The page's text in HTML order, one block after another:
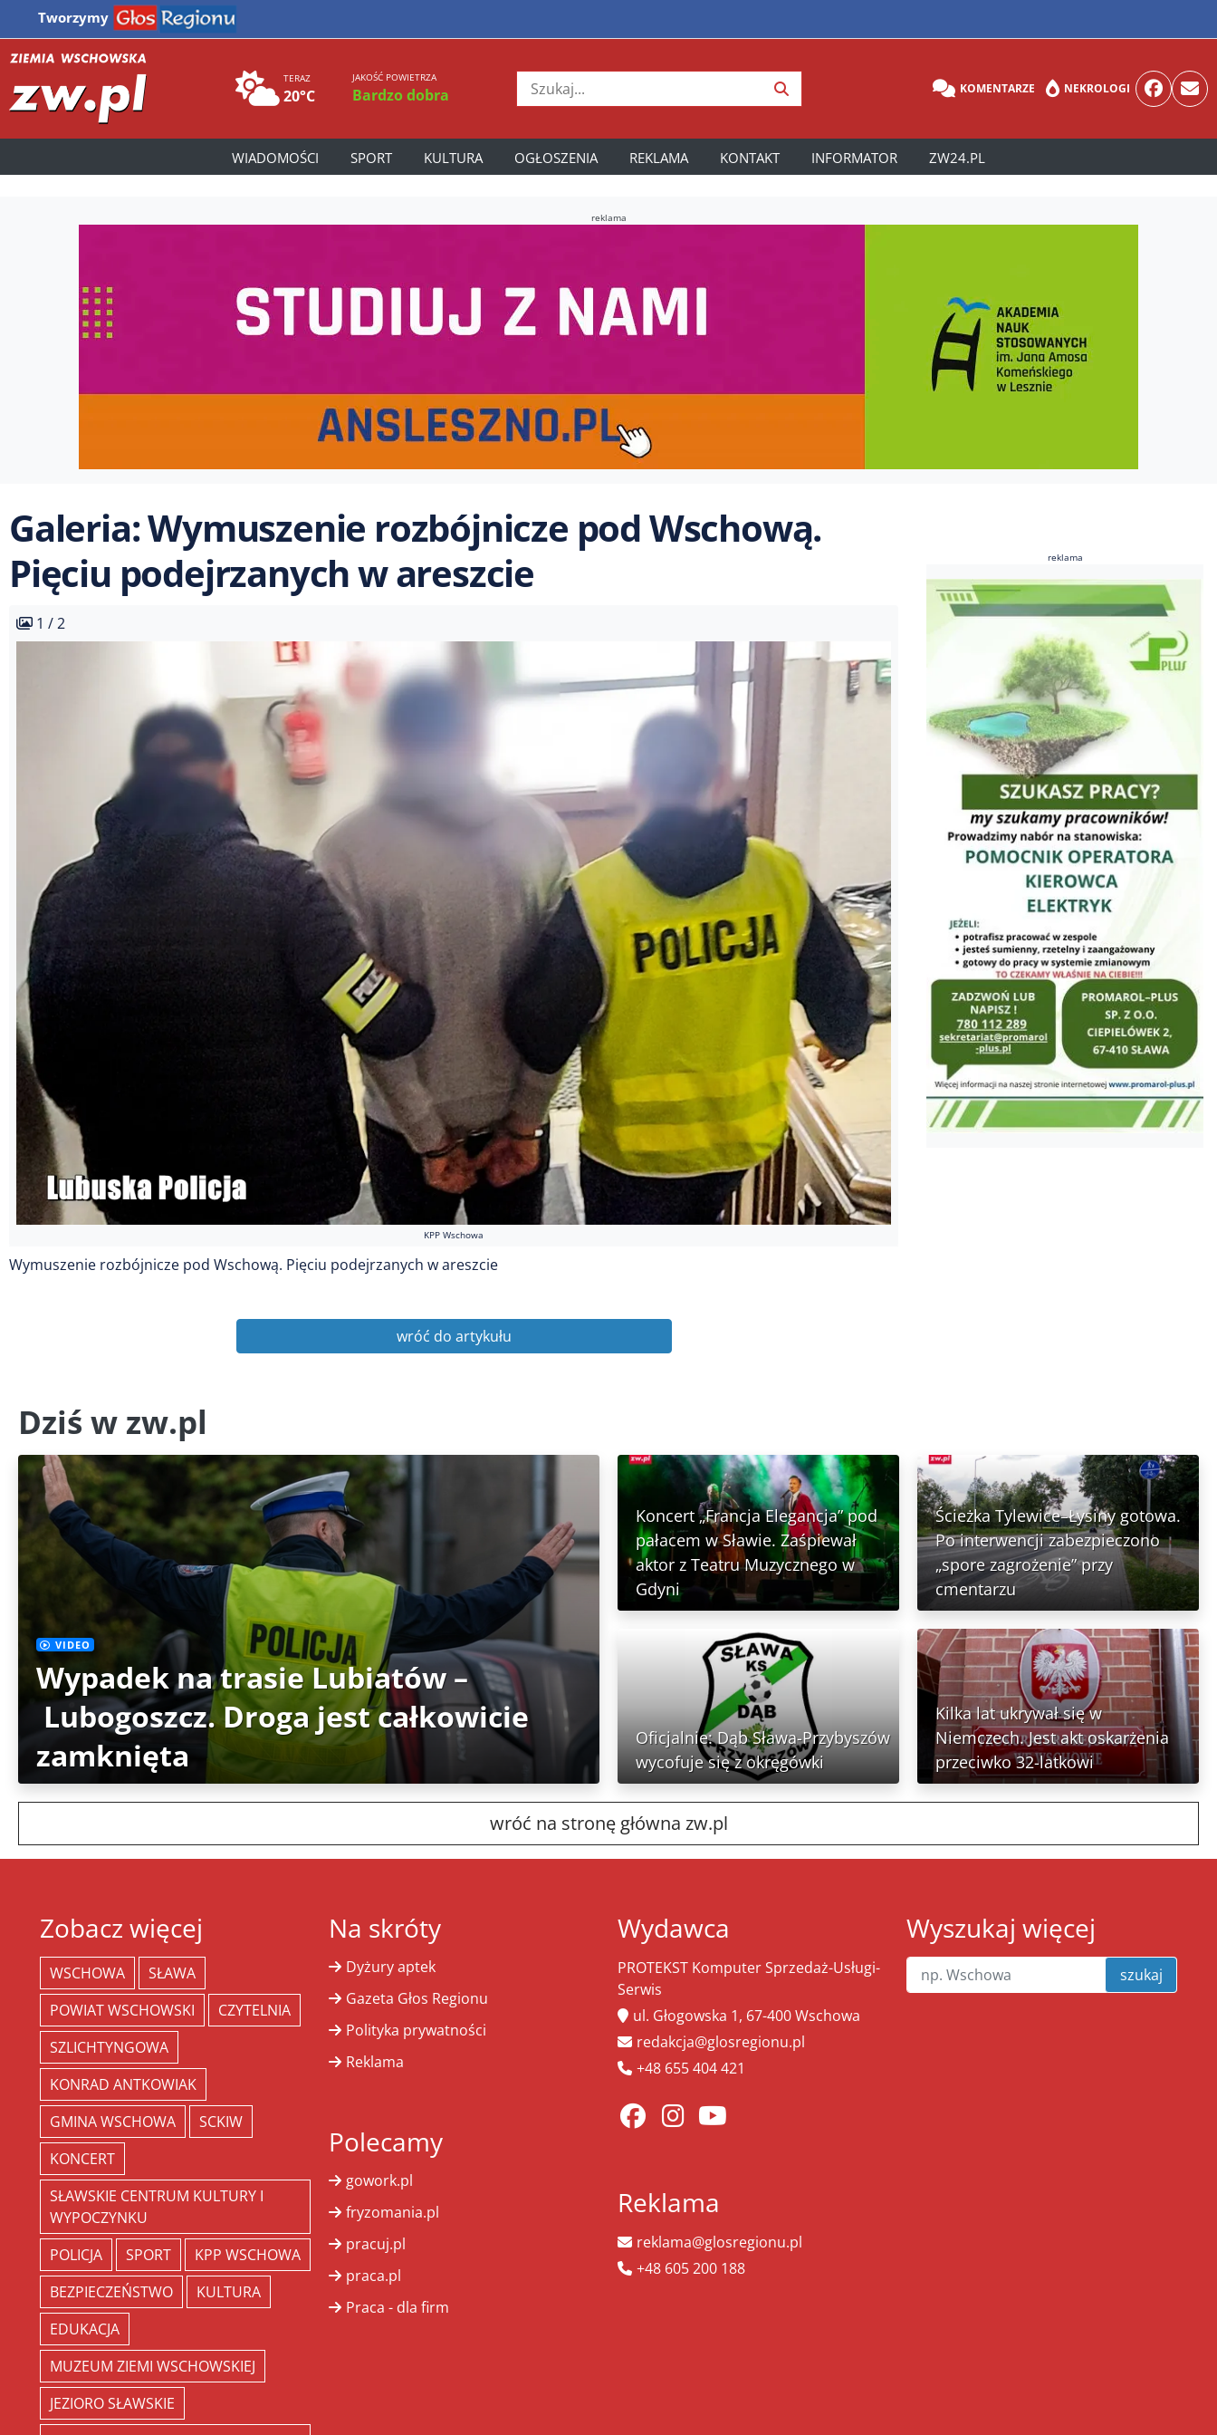
Tworzymy
TERAZ
20°C
JAKOŚĆ POWIETRZA
Bardzo dobra KOMENTARZE NEKROLOGI
WIADOMOŚCI SPORT KULTURA OGŁOSZENIA REKLAMA KONTAKT INFORMATOR ZW24.PL
reklama
Galeria: Wymuszenie rozbójnicze pod Wschową.
Pięciu podejrzanych w areszcie
1 / 2
KPP Wschowa
Wymuszenie rozbójnicze pod Wschową. Pięciu podejrzanych w areszcie
wróć do artykułu
reklama
Dziś w zw.pl
VIDEO
Wypadek na trasie Lubiatów –
Lubogoszcz. Droga jest całkowicie
zamknięta
Koncert „Francja Elegancja” pod
pałacem w Sławie. Zaśpiewał
aktor z Teatru Muzycznego w
Gdyni
Ścieżka Tylewice–Łysiny gotowa.
Po interwencji zabezpieczono
„spore zagrożenie” przy
cmentarzu
Oficjalnie: Dąb Sława-Przybyszów
wycofuje się z okręgówki
Kilka lat ukrywał się w
Niemczech. Jest akt oskarżenia
przeciwko 32-latkowi
wróć na stronę główna zw.pl
Zobacz więcej
WSCHOWA
SŁAWA
POWIAT WSCHOWSKI
CZYTELNIA
SZLICHTYNGOWA
KONRAD ANTKOWIAK
GMINA WSCHOWA
SCKIW
KONCERT
SŁAWSKIE CENTRUM KULTURY I
WYPOCZYNKU
POLICJA
SPORT
KPP WSCHOWA
BEZPIECZEŃSTWO
KULTURA
EDUKACJA
MUZEUM ZIEMI WSCHOWSKIEJ
JEZIORO SŁAWSKIE
Na skróty
Dyżury aptek
Gazeta Głos Regionu
Polityka prywatności
Reklama
Polecamy
gowork.pl
fryzomania.pl
pracuj.pl
praca.pl
Praca - dla firm
Wydawca
PROTEKST Komputer Sprzedaż-Usługi-
Serwis
ul. Głogowska 1, 67-400 Wschowa
redakcja@glosregionu.pl
+48 655 404 421
Reklama
reklama@glosregionu.pl
+48 605 200 188
Wyszukaj więcej
szukaj